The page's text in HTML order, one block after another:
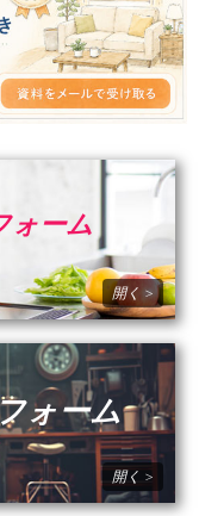
ォーム
ォーム